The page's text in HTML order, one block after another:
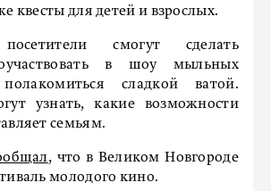
квесты для детей и взрослых.
смогут сделать
в шоу мыльных
сладкой ватой.
узнать, какие возможности
семьям.
, что в Великом Новгороде
молодого кино.